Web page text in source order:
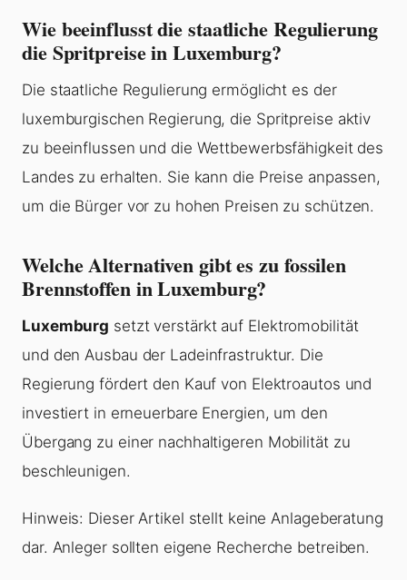
Wie beeinflusst die staatliche Regulierung
die Spritpreise in Luxemburg?
Die staatliche Regulierung ermöglicht es der
luxemburgischen Regierung, die Spritpreise aktiv
zu beeinflussen und die Wettbewerbsfähigkeit des
Landes zu erhalten. Sie kann die Preise anpassen,
um die Bürger vor zu hohen Preisen zu schützen.
Welche Alternativen gibt es zu fossilen
Brennstoffen in Luxemburg?
Luxemburg setzt verstärkt auf Elektromobilität
und den Ausbau der Ladeinfrastruktur. Die
Regierung fördert den Kauf von Elektroautos und
investiert in erneuerbare Energien, um den
Übergang zu einer nachhaltigeren Mobilität zu
beschleunigen.
Hinweis: Dieser Artikel stellt keine Anlageberatung
dar. Anleger sollten eigene Recherche betreiben.